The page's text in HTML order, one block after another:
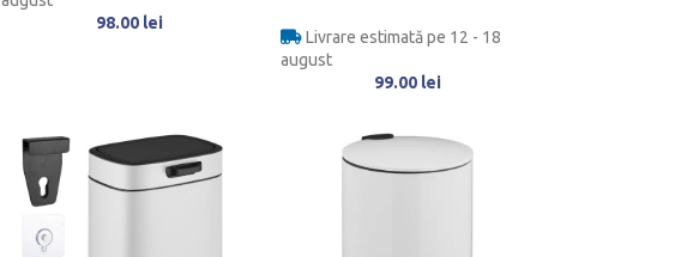
98.00 lei
Livrare estimată pe 12 - 18
august
99.00 lei